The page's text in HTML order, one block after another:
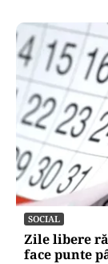
SOCIAL
Zile libere
face punte